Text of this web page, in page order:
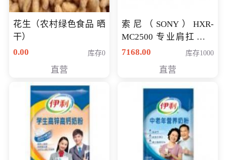
花生（农村绿色食品 晒
干）
0.00
库存0
直营
索尼（SONY）HXR-
MC2500 专业肩扛式存
储卡全高清摄录一体机
清入门级摄像机
7168.00 库存1000
直营